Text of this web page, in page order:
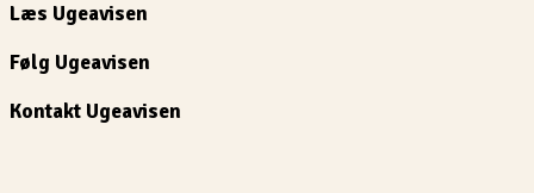
Læs Ugeavisen
Følg Ugeavisen
Kontakt Ugeavisen